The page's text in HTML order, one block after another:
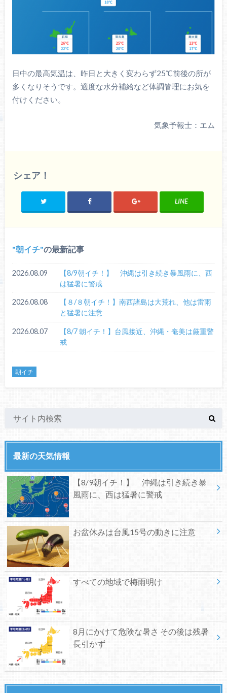
日中の最高気温は、昨日と大きく変わらず25℃前後の所が
多くなりそうです。適度な水分補給など体調管理にお気を
付けください。
気象予報士：エム
シェア！
LINE
朝イチ の最新記事
2026.08.09
【8/9朝イチ！】 沖縄は引き続き暴風雨に、西
は猛暑に警戒
2026.08.08
【８/８朝イチ！】南西諸島は大荒れ、他は雷雨
と猛暑に注意
2026.08.07
【8/7 朝イチ！】台風接近、沖縄・奄美は厳重警
戒
朝イチ
最新の天気情報
【8/9朝イチ！】 沖縄は引き続き暴
風雨に、西は猛暑に警戒
お盆休みは台風15号の動きに注意
すべての地域で梅雨明け
8月にかけて危険な暑さ その後は残暑
長引かず